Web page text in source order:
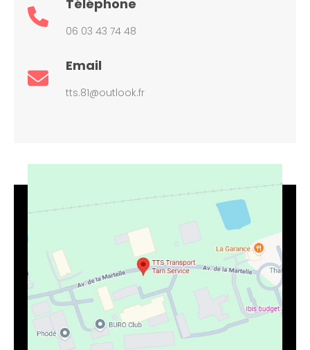
Téléphone
06 03 43 74 48
Email
tts.81@outlook.fr